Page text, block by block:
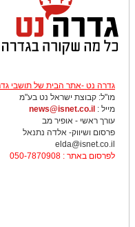
גדרה נט -אתר הבית של תושבי
מו"ל: קבוצת ישראל נט בע"מ
מייל : news@isnet.co.il
עורך ראשי - אופיר מב
פרסום ושיווק- אלדה נתנאל
elda@isnet.co.il
לפרסום באתר : 050-7870908